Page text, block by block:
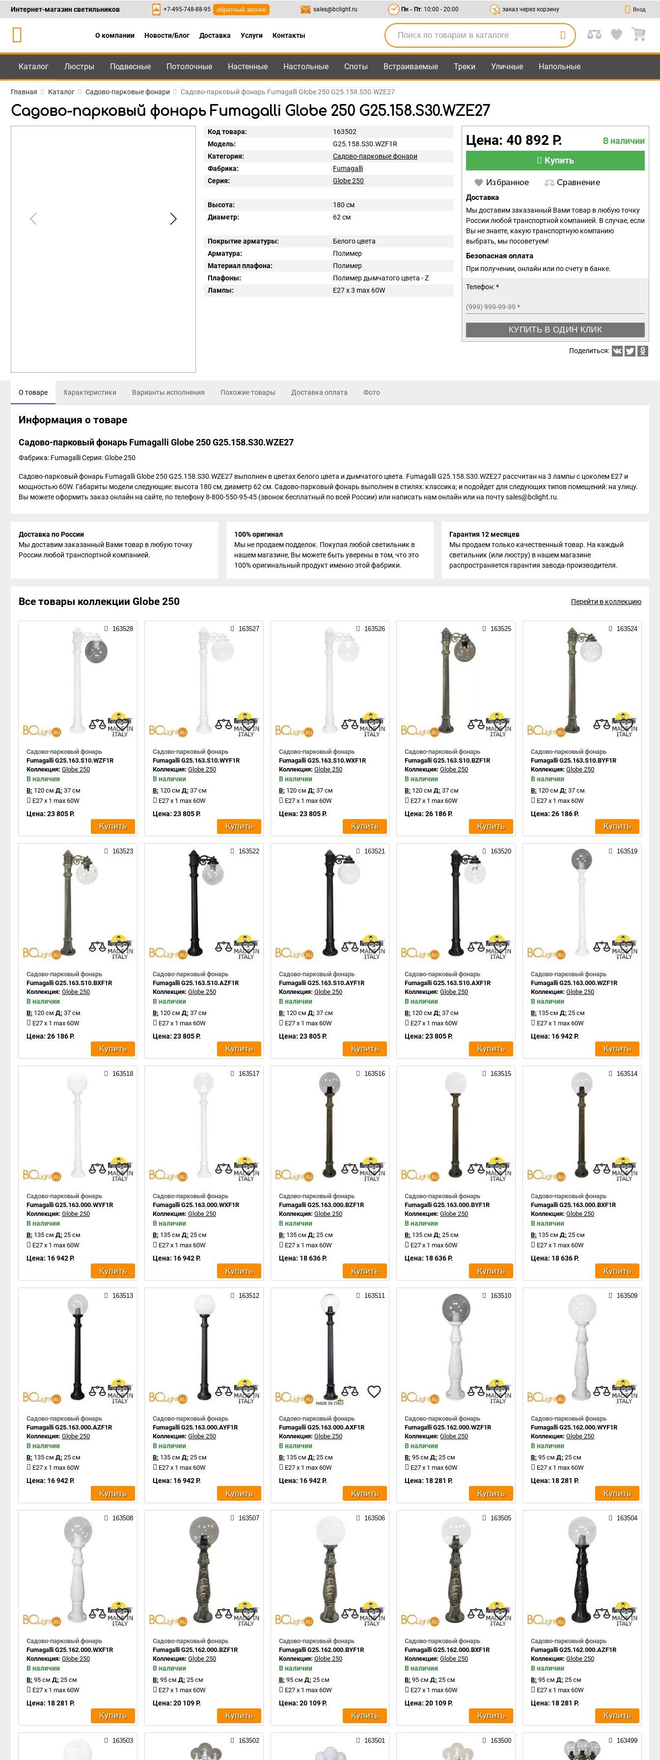
Каталог +7-495-748-88-95 ,8-800-550-95-45 sales@bclight.ru
Интернет-магазин светильников +7-495-748-88-95 обратный звонок sales@bclight.ru Пн - Пт: 10:00 - 20:00 заказ через корзину Вход
О компании Новости/Блог Доставка Услуги Контакты
Каталог Люстры Подвесные Потолочные Настенные Настольные Споты Встраиваемые Треки Уличные Напольные
Главная Каталог Садово-парковые фонари Садово-парковый фонарь Fumagalli Globe 250 G25.158.S30.WZE27
Садово-парковый фонарь Fumagalli Globe 250 G25.158.S30.WZE27
Код товара:
163502
Модель:
G25.158.S30.WZF1R
Категория:
Садово-парковые фонари
Фабрика:
Fumagalli
Серия:
Globe 250
Высота:
180 см
Диаметр:
62 см
Покрытие арматуры:
Белого цвета
Арматура:
Полимер
Материал плафона:
Полимер
Плафоны:
Полимер дымчатого цвета - Z
Лампы:
E27 x 3 max 60W
Цена: 40 892 Р.
В наличии
Купить
Избранное Сравнение
Доставка
Мы доставим заказанный Вами товар в любую точку
России любой транспортной компанией. В случае, если
Вы не знаете, какую транспортную компанию
выбрать, мы посоветуем!
Безопасная оплата
При получении, онлайн или по счету в банке.
Телефон: *
(999) 999-99-99 *
КУПИТЬ В ОДИН КЛИК
Поделиться:
О товаре Характеристики Варианты исполнения Похожие товары Доставка оплата Фото
Информация о товаре
Садово-парковый фонарь Fumagalli Globe 250 G25.158.S30.WZE27
Фабрика: FumagalliСерия: Globe 250
Садово-парковый фонарь Fumagalli Globe 250 G25.158.S30.WZE27 выполнен в цветах белого цвета и дымчатого цвета. Fumagalli G25.158.S30.WZE27 рассчитан на 3 лампы с цоколем E27 и
мощностью 60W. Габариты модели следующие: высота 180 см, диаметр 62 см. Садово-парковый фонарь выполнен в стилях: классика; и подойдет для следующих типов помещений: на улицу.
Вы можете оформить заказ онлайн на сайте, по телефону 8-800-550-95-45 (звонок бесплатный по всей России) или написать нам онлайн или на почту sales@bclight.ru.
Доставка по России
Мы доставим заказанный Вами товар в любую точку
России любой транспортной компанией.
100% оригинал
Мы не продаем подделок. Покупая любой светильник в
нашем магазине, Вы можете быть уверены в том, что это
100% оригинальный продукт именно этой фабрики.
Гарантия 12 месяцев
Мы продаем только качественный товар. На каждый
светильник (или люстру) в нашем магазине
распространяется гарантия завода-производителя.
Все товары коллекции Globe 250 Перейти в коллекцию
163528
Садово-парковый фонарь
Fumagalli G25.163.S10.WZF1R
Коллекция: Globe 250
В наличии
В: 120 см Д: 37 см
E27 x 1 max 60W
Цена: 23 805 Р.
Купить
163527
Садово-парковый фонарь
Fumagalli G25.163.S10.WYF1R
Коллекция: Globe 250
В наличии
В: 120 см Д: 37 см
E27 x 1 max 60W
Цена: 23 805 Р.
Купить
163526
Садово-парковый фонарь
Fumagalli G25.163.S10.WXF1R
Коллекция: Globe 250
В наличии
В: 120 см Д: 37 см
E27 x 1 max 60W
Цена: 23 805 Р.
Купить
163525
Садово-парковый фонарь
Fumagalli G25.163.S10.BZF1R
Коллекция:Globe 250
В наличии
В: 120 см Д: 37 см
E27 x 1 max 60W
Цена: 26 186 Р.
Купить
163524
Садово-парковый фонарь
Fumagalli G25.163.S10.BYF1R
Коллекция:Globe 250
В наличии
В: 120 см Д: 37 см
E27 x 1 max 60W
Цена: 26 186 Р.
Купить
163523
Садово-парковый фонарь
Fumagalli G25.163.S10.BXF1R
Коллекция: Globe 250
В наличии
В: 120 см Д: 37 см
E27 x 1 max 60W
Цена: 26 186 Р.
Купить
163522
Садово-парковый фонарь
Fumagalli G25.163.S10.AZF1R
Коллекция: Globe 250
В наличии
В: 120 см Д: 37 см
E27 x 1 max 60W
Цена: 23 805 Р.
Купить
163521
Садово-парковый фонарь
Fumagalli G25.163.S10.AYF1R
Коллекция: Globe 250
В наличии
В: 120 см Д: 37 см
E27 x 1 max 60W
Цена: 23 805 Р.
Купить
163520
Садово-парковый фонарь
Fumagalli G25.163.S10.AXF1R
Коллекция:Globe 250
В наличии
В: 120 см Д: 37 см
E27 x 1 max 60W
Цена: 23 805 Р.
Купить
163519
Садово-парковый фонарь
Fumagalli G25.163.000.WZF1R
Коллекция:Globe 250
В наличии
В: 135 см Д: 25 см
E27 x 1 max 60W
Цена: 16 942 Р.
Купить
163518
Садово-парковый фонарь
Fumagalli G25.163.000.WYF1R
Коллекция: Globe 250
В наличии
В: 135 см Д: 25 см
E27 x 1 max 60W
Цена: 16 942 Р.
Купить
163517
Садово-парковый фонарь
Fumagalli G25.163.000.WXF1R
Коллекция: Globe 250
В наличии
В: 135 см Д: 25 см
E27 x 1 max 60W
Цена: 16 942 Р.
Купить
163516
Садово-парковый фонарь
Fumagalli G25.163.000.BZF1R
Коллекция: Globe 250
В наличии
В: 135 см Д: 25 см
E27 x 1 max 60W
Цена: 18 636 Р.
Купить
163515
Садово-парковый фонарь
Fumagalli G25.163.000.BYF1R
Коллекция:Globe 250
В наличии
В: 135 см Д: 25 см
E27 x 1 max 60W
Цена: 18 636 Р.
Купить
163514
Садово-парковый фонарь
Fumagalli G25.163.000.BXF1R
Коллекция:Globe 250
В наличии
В: 135 см Д: 25 см
E27 x 1 max 60W
Цена: 18 636 Р.
Купить
163513
Садово-парковый фонарь
Fumagalli G25.163.000.AZF1R
Коллекция: Globe 250
В наличии
В: 135 см Д: 25 см
E27 x 1 max 60W
Цена: 16 942 Р.
Купить
163512
Садово-парковый фонарь
Fumagalli G25.163.000.AYF1R
Коллекция: Globe 250
В наличии
В: 135 см Д: 25 см
E27 x 1 max 60W
Цена: 16 942 Р.
Купить
163511
Садово-парковый фонарь
Fumagalli G25.163.000.AXF1R
Коллекция: Globe 250
В наличии
В: 135 см Д: 25 см
E27 x 1 max 60W
Цена: 16 942 Р.
Купить
163510
Садово-парковый фонарь
Fumagalli G25.162.000.WZF1R
Коллекция:Globe 250
В наличии
В: 95 см Д: 25 см
E27 x 1 max 60W
Цена: 18 281 Р.
Купить
163509
Садово-парковый фонарь
Fumagalli G25.162.000.WYF1R
Коллекция:Globe 250
В наличии
В: 95 см Д: 25 см
E27 x 1 max 60W
Цена: 18 281 Р.
Купить
163508
Садово-парковый фонарь
Fumagalli G25.162.000.WXF1R
Коллекция: Globe 250
В наличии
В: 95 см Д: 25 см
E27 x 1 max 60W
Цена: 18 281 Р.
Купить
163507
Садово-парковый фонарь
Fumagalli G25.162.000.BZF1R
Коллекция: Globe 250
В наличии
В: 95 см Д: 25 см
E27 x 1 max 60W
Цена: 20 109 Р.
Купить
163506
Садово-парковый фонарь
Fumagalli G25.162.000.BYF1R
Коллекция: Globe 250
В наличии
В: 95 см Д: 25 см
E27 x 1 max 60W
Цена: 20 109 Р.
Купить
163505
Садово-парковый фонарь
Fumagalli G25.162.000.BXF1R
Коллекция:Globe 250
В наличии
В: 95 см Д: 25 см
E27 x 1 max 60W
Цена: 20 109 Р.
Купить
163504
Садово-парковый фонарь
Fumagalli G25.162.000.AZF1R
Коллекция:Globe 250
В наличии
В: 95 см Д: 25 см
E27 x 1 max 60W
Цена: 18 281 Р.
Купить
163503 163502 163501 163500 163499